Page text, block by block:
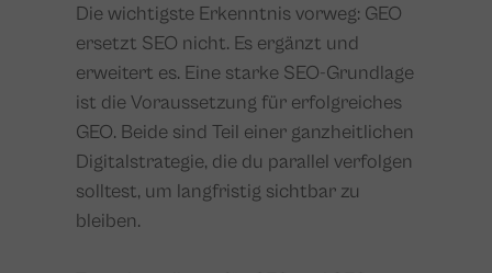
Die wichtigste Erkenntnis vorweg: GEO
ersetzt SEO nicht. Es ergänzt und
erweitert es. Eine starke SEO-Grundlage
ist die Voraussetzung für erfolgreiches
GEO. Beide sind Teil einer ganzheitlichen
Digitalstrategie, die du parallel verfolgen
solltest, um langfristig sichtbar zu
bleiben.